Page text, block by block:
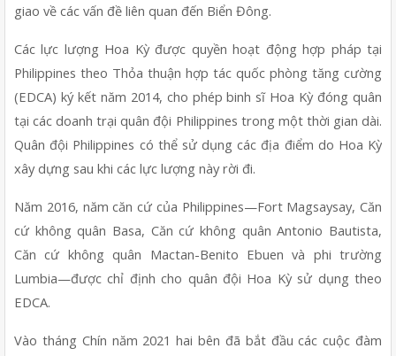
giao về các vấn đề liên quan đến Biển Đông.
Các lực lượng Hoa Kỳ được quyền hoạt động hợp pháp tại
Philippines theo Thỏa thuận hợp tác quốc phòng tăng cường
(EDCA) ký kết năm 2014, cho phép binh sĩ Hoa Kỳ đóng quân
tại các doanh trại quân đội Philippines trong một thời gian dài.
Quân đội Philippines có thể sử dụng các địa điểm do Hoa Kỳ
xây dựng sau khi các lực lượng này rời đi.
Năm 2016, năm căn cứ của Philippines—Fort Magsaysay, Căn
cứ không quân Basa, Căn cứ không quân Antonio Bautista,
Căn cứ không quân Mactan-Benito Ebuen và phi trường
Lumbia—được chỉ định cho quân đội Hoa Kỳ sử dụng theo
EDCA.
Vào tháng Chín năm 2021 hai bên đã bắt đầu các cuộc đàm